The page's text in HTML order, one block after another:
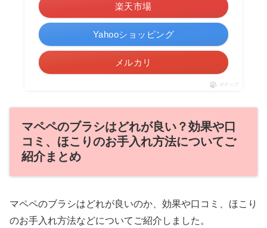
楽天市場
Yahooショッピング
メルカリ
ポチップ
マペペのブラシはどれが良い？効果や口
コミ、ほこりのお手入れ方法についてご
紹介まとめ
マペペのブラシはどれが良いのか、効果や口コミ、ほこり
のお手入れ方法などについてご紹介しました。